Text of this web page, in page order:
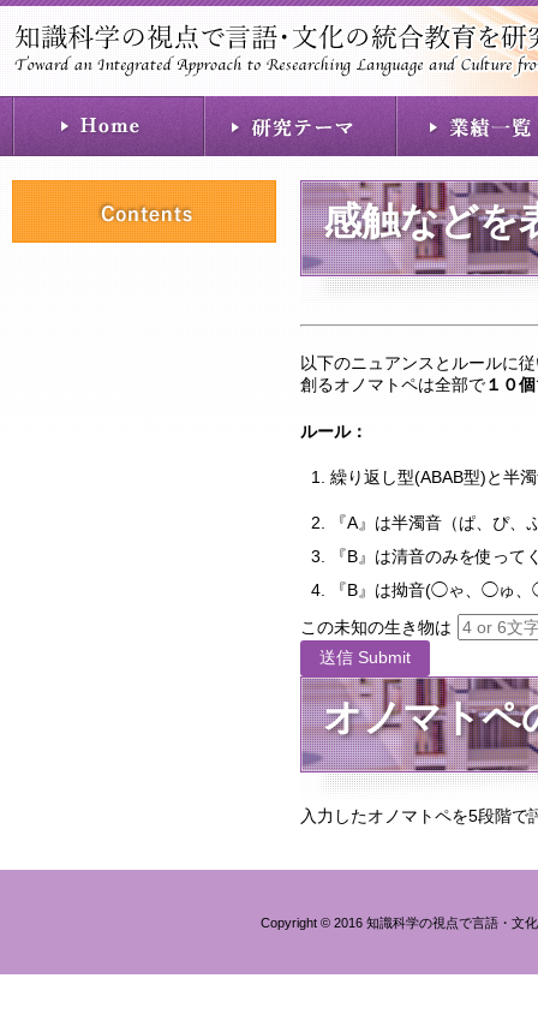
感触などを
以下のニュアンスとルールに
創るオノマトペは全部で１０個
ルール：
繰り返し型(ABAB型)と半
『A』は半濁音（ぱ、ぴ
『B』は清音のみを使って
『B』は拗音(◯ゃ、◯ゅ
この未知の生き物は
オノマトペ
入力したオノマトペを5段階で
Copyright © 2016 知識科学の視点で言語・文